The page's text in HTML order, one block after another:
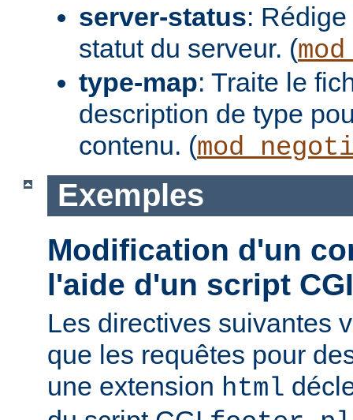
server-status:
statut du serveur. (
type-map: Traite le
description de type
contenu. (
Exemples
Modification d'un
l'aide d'un script CGI
Les directives suivantes
que les requêtes pour
une extension html